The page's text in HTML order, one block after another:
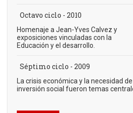
Octavo ciclo - 2010
Homenaje a Jean-Yves Calvez y
exposiciones vinculadas con la
Educación y el desarrollo.
Séptimo ciclo - 2009
La crisis económica y la necesidad de
inversión social fueron temas